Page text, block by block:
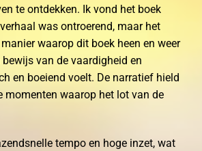
te ontdekken. Ik vond het boek
was ontroerend, maar het
waarop dit boek heen en weer
van de vaardigheid en
en boeiend voelt. De narratief hield
momenten waarop het lot van de
tempo en hoge inzet, wat